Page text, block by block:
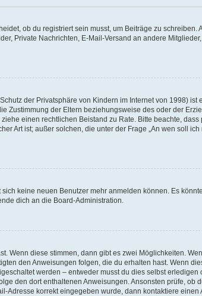
ob du registriert sein musst, um Beiträge zu schreiben.
Private Nachrichten, E-Mail-Versand an andere
der Privatsphäre von Kindern im Internet von 1998)
der Eltern beziehungsweise des oder der
einen rechtlichen Beistand zu Rate. Bitte beachte,
Art ist; außer solchen, die unter der Frage „An wen soll
keine neuen Benutzer mehr anmelden können. Es
dich an die Board-Administration.
Wenn diese stimmen, dann gibt es zwei Möglichkeiten.
den Anweisungen folgen, die du erhalten hast. Wenn
werden – entweder musst du dies selbst erledigen
den dort enthaltenen Anweisungen. Ansonsten prüfe, ob
korrekt eingegeben wurde, dann kontaktiere einen